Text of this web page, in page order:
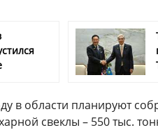
в области планируют
свеклы – 550 тыс.